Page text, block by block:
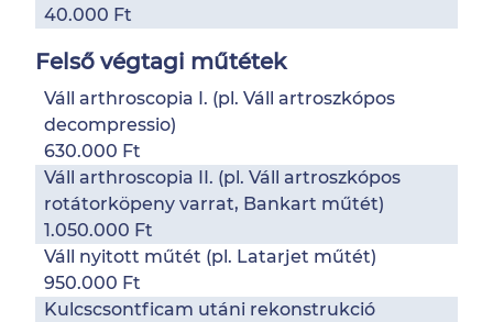
40.000 Ft
Felső végtagi műtétek
Váll arthroscopia I. (pl. Váll artroszkópos
decompressio)
630.000 Ft
Váll arthroscopia II. (pl. Váll artroszkópos
rotátorköpeny varrat, Bankart műtét)
1.050.000 Ft
Váll nyitott műtét (pl. Latarjet műtét)
950.000 Ft
Kulcscsontficam utáni rekonstrukció